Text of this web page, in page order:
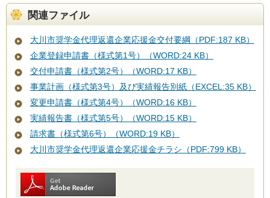
関連ファイル
大川市奨学金代理返還企業応援金交付要綱（PDF:187 KB）
企業登録申請書（様式第1号）（WORD:24 KB）
交付申請書（様式第2号）（WORD:17 KB）
事業計画（様式第3号）及び実績報告別紙（EXCEL:35 KB）
変更申請書（様式第4号）（WORD:16 KB）
実績報告書（様式第5号）（WORD:15 KB）
請求書（様式第6号）（WORD:19 KB）
大川市奨学金代理返還企業応援金チラシ（PDF:799 KB）